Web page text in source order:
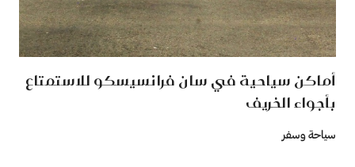
أماكن سياحية في سان فرانسيسكو للاستمتاع
بأجواء الخريف
سياحة وسفر